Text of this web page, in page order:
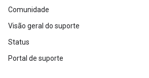
Comunidade
Visão geral do suporte
Status
Portal de suporte